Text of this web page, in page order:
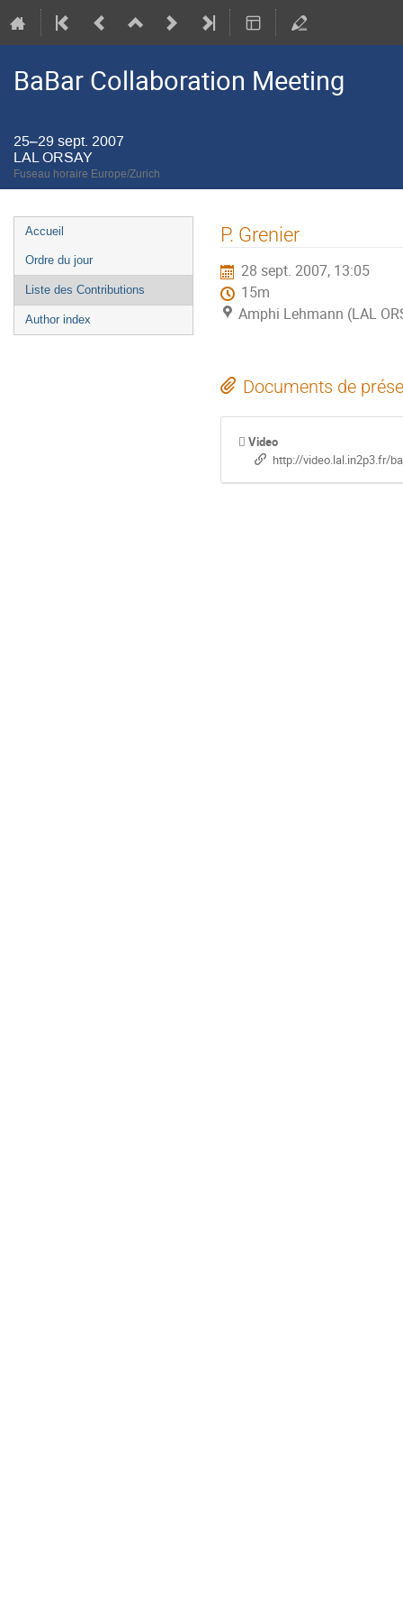
BaBar Collaboration Meeting
25–29 sept. 2007
LAL ORSAY
Fuseau horaire Europe/Zurich
Menu
de
l'événement
Accueil
Ordre du jour
Liste des Contributions
Author index
P. Grenier
28 sept. 2007, 13:05
15m
Amphi Lehmann (LAL
Documents de
Video
http://video.lal.in2p3.fr/